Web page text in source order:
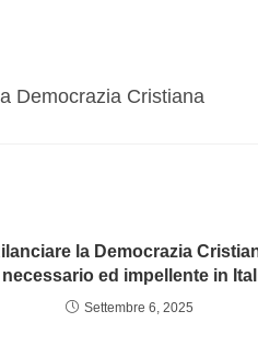
Democrazia Cristiana
la Democrazia
necessario ed impellente in
Settembre 6, 2025